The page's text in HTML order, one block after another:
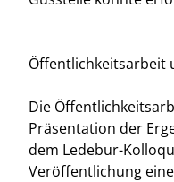
Öffentlichkeitsarbeit
Die
Präsentation der
dem Ledebur-
Veröffentlichung